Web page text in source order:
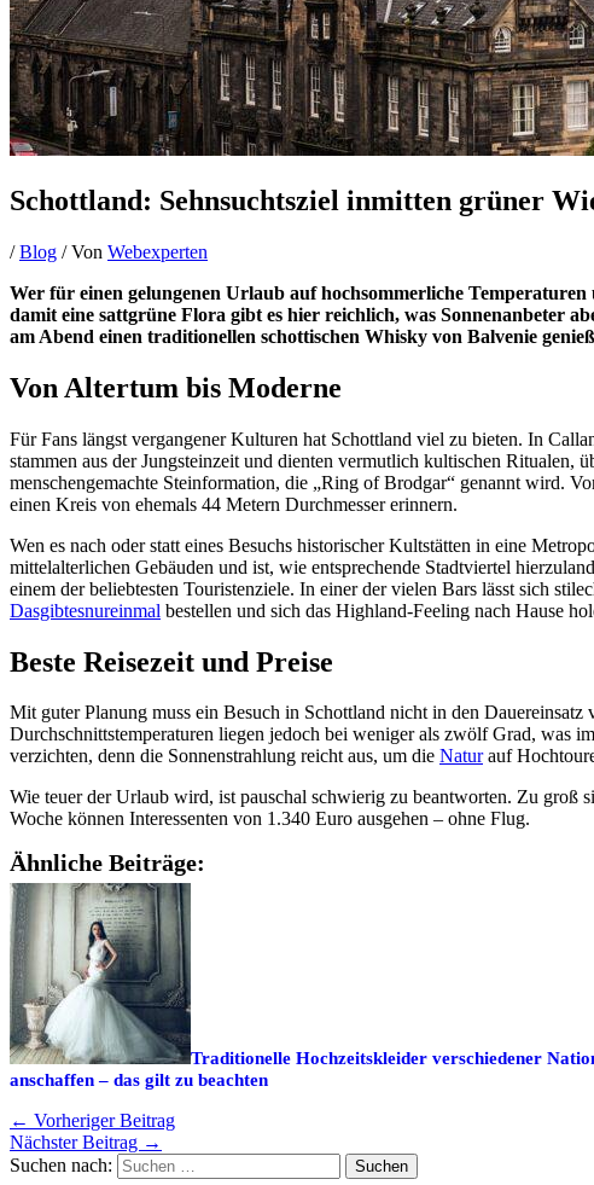
Schottland: Sehnsuchtsziel inmitten grüner
/Blog / Von Webexperten
Wer für einen gelungenen Urlaub auf hochsommerliche
damit eine sattgrüne Flora gibt es hier reichlich, was Sonnenanbeter
am Abend einen traditionellen schottischen Whisky von Balvenie
Von Altertum bis Moderne
Für Fans längst vergangener Kulturen hat Schottland viel zu bieten. In
stammen aus der Jungsteinzeit und dienten vermutlich kultischen
menschengemachte Steinformation, die „Ring of Brodgar“ genannt wird.
einen Kreis von ehemals 44 Metern Durchmesser erinnern.
Wen es nach oder statt eines Besuchs historischer Kultstätten in eine
mittelalterlichen Gebäuden und ist, wie entsprechende Stadtviertel
einem der beliebtesten Touristenziele. In einer der vielen Bars lässt sich
Dasgibtesnureinmal bestellen und sich das Highland-Feeling nach Hause
Beste Reisezeit und Preise
Mit guter Planung muss ein Besuch in Schottland nicht in den
Durchschnittstemperaturen liegen jedoch bei weniger als zwölf Grad, was
verzichten, denn die Sonnenstrahlung reicht aus, um die Naturauf
Wie teuer der Urlaub wird, ist pauschal schwierig zu beantworten. Zu groß
Woche können Interessenten von 1.340 Euro ausgehen – ohne Flug.
Ähnliche Beiträge:
Traditionelle Hochzeitskleider verschiedener
anschaffen – das gilt zu beachten
← Vorheriger Beitrag
Nächster Beitrag →
Suchen nach: